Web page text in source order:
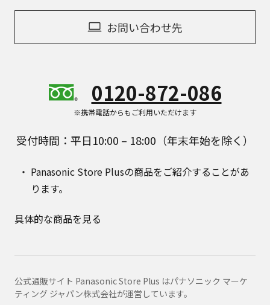
お問い合わせ先
0120-872-086
※携帯電話からもご利用いただけます
受付時間：平日10:00 – 18:00（年末年始を除く）
Panasonic Store Plusの商品をご紹介することがあ
ります。
具体的な商品を見る
公式通販サイト Panasonic Store Plus はパナソニック マーケ
ティング ジャパン株式会社が運営しています。